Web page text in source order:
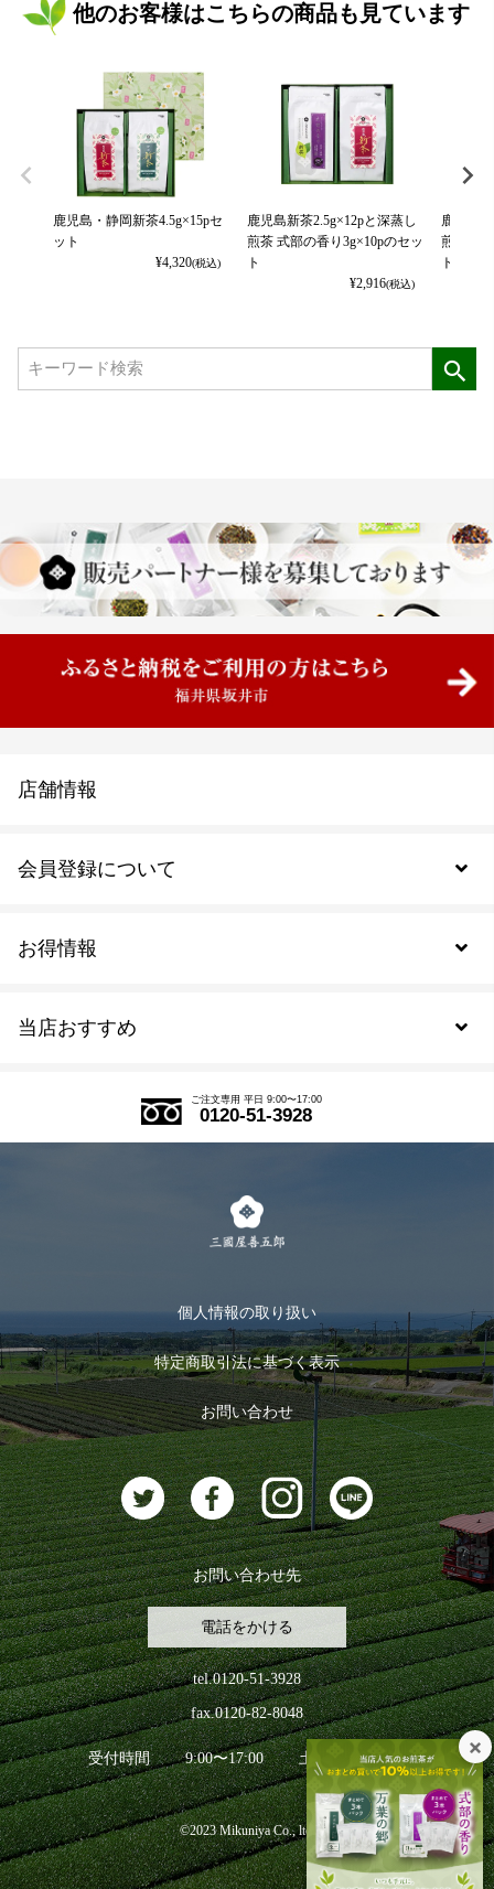
他のお客様はこちらの商品も見ています
鹿児島・静岡新茶4.5g×15pセ
ット
¥4,320(税込)
鹿児島新茶2.5g×12pと深蒸し
煎茶 式部の香り3g×10pのセッ
ト
¥2,916(税込)
鹿児島
煎茶 式
ト
当店おすすめ
式部の香りシリーズ
お茶のギフト
おすすめのお茶
お茶に合うスイーツ
お得情報
会員登録について
会員規約について
ログイン
ログアウト
店舗情報
ご注文専用 平日 9:00〜17:00
0120-51-3928
個人情報の取り扱い
特定商取引法に基づく表示
お問い合わせ
お問い合わせ先
電話をかける
tel.0120-51-3928
fax.0120-82-8048
受付時間 9:00〜17:00 土日祝日を除く
©2023 Mikuniya Co., ltd.